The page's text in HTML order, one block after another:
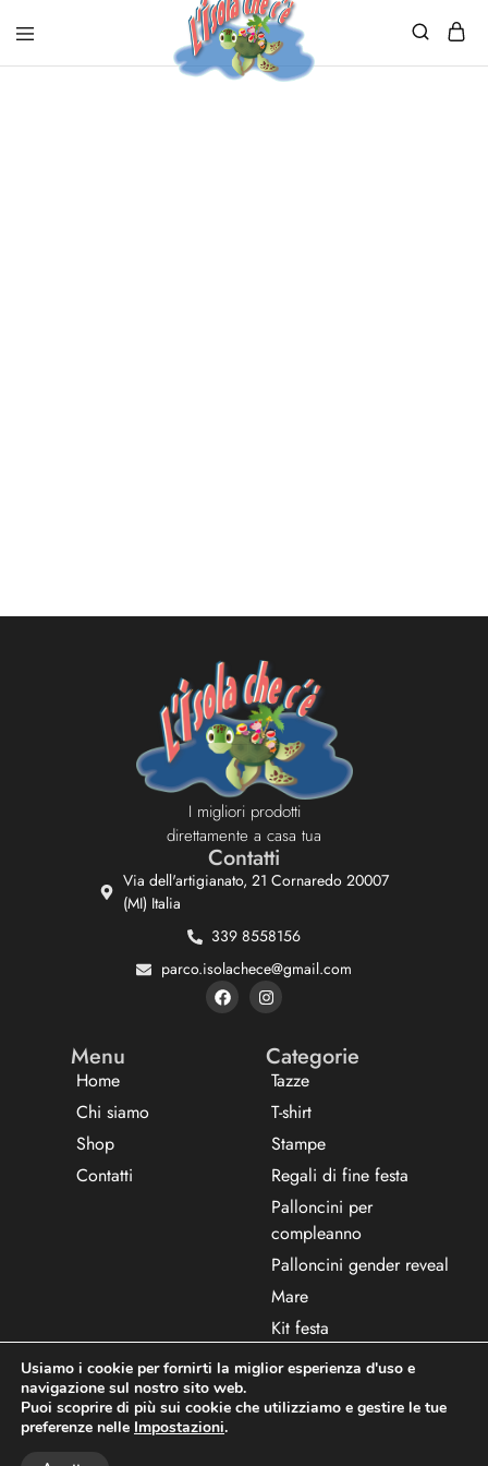
I migliori prodotti
direttamente a casa tua
Contatti
Via dell'artigianato, 21 Cornaredo 20007
(MI) Italia
339 8558156
parco.isolachece@gmail.com
Menu
Home
Chi siamo
Shop
Contatti
Categorie
Tazze
T-shirt
Stampe
Regali di fine festa
Palloncini per
compleanno
Palloncini gender reveal
Mare
Kit festa
Privacy policyTermini e condizioni
Usiamo i cookie per fornirti la miglior esperienza d'uso e
navigazione sul nostro sito web.
Puoi scoprire di più sui cookie che utilizziamo e gestire le tue
preferenze nelle Impostazioni.